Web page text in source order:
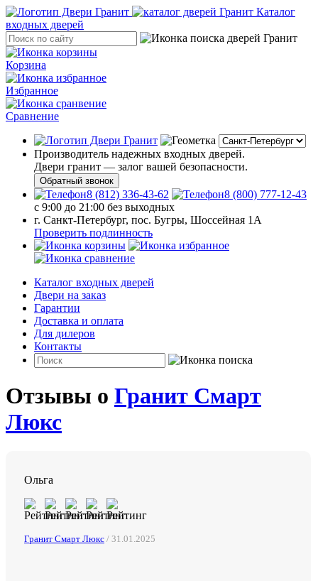
Каталог
входных дверей
Корзина
Избранное
Сравнение
Производитель надежных входных дверей.
Двери гранит — залог вашей безопасности.
Обратный звонок
8 (812) 336-43-62
8 (800) 777-12-43
с 9:00 до 21:00 без выходных
г. Санкт-Петербург, пос. Бугры, Шоссейная 1А
Проверить подлинность
Каталог входных дверей
Двери на заказ
Гарантии
Доставка и оплата
Для дилеров
Контакты
Отзывы о Гранит Смарт
Люкс
Ольга
Гранит Смарт Люкс / 31.01.2025